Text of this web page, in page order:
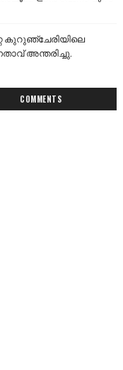
കുറുഞ്ചേരിയിലെ
അന്തരിച്ചു.
COMMENTS